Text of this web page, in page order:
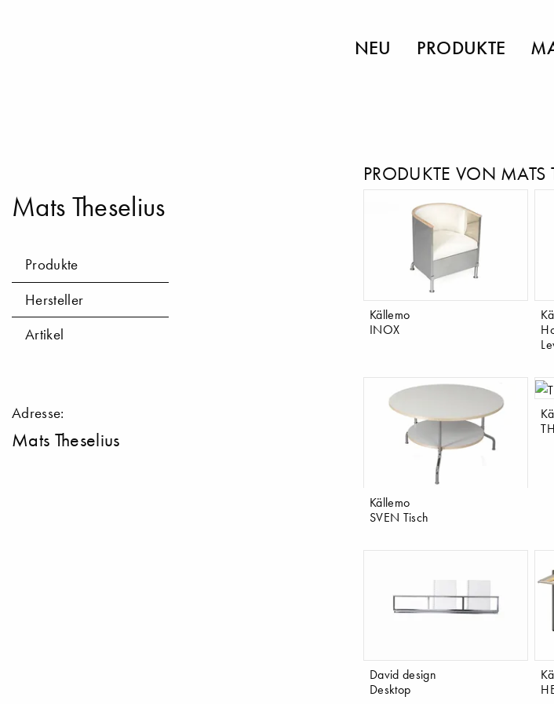
NEU PRODUKTE
Mats Theselius
Produkte
Hersteller
Artikel
Adresse:
Mats Theselius
PRODUKTE VON MATS
Källemo
INOX
Källemo
SVEN Tisch
David design
Desktop